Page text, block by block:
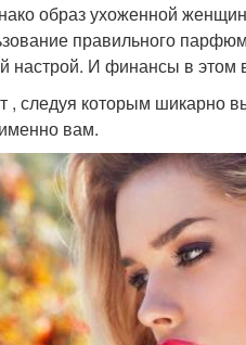
образ ухоженной
правильного
настрой. И финансы в
, следуя которым шикарно
вам.